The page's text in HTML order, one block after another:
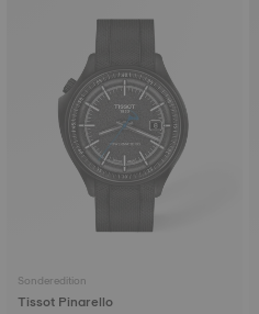
Sonderedition
Tissot Pinarello